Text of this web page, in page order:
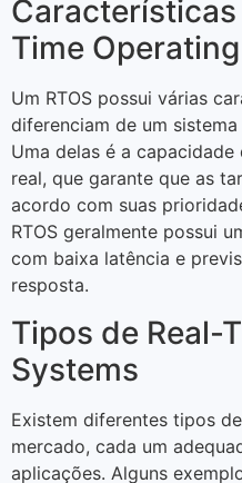
Características
Time
Um RTOS possui várias
diferenciam de um
Uma delas é a
real, que garante que as
acordo com suas
RTOS geralmente possui
com baixa latência e
resposta.
Tipos de Real-
Systems
Existem diferentes tipos
mercado, cada um
aplicações. Alguns